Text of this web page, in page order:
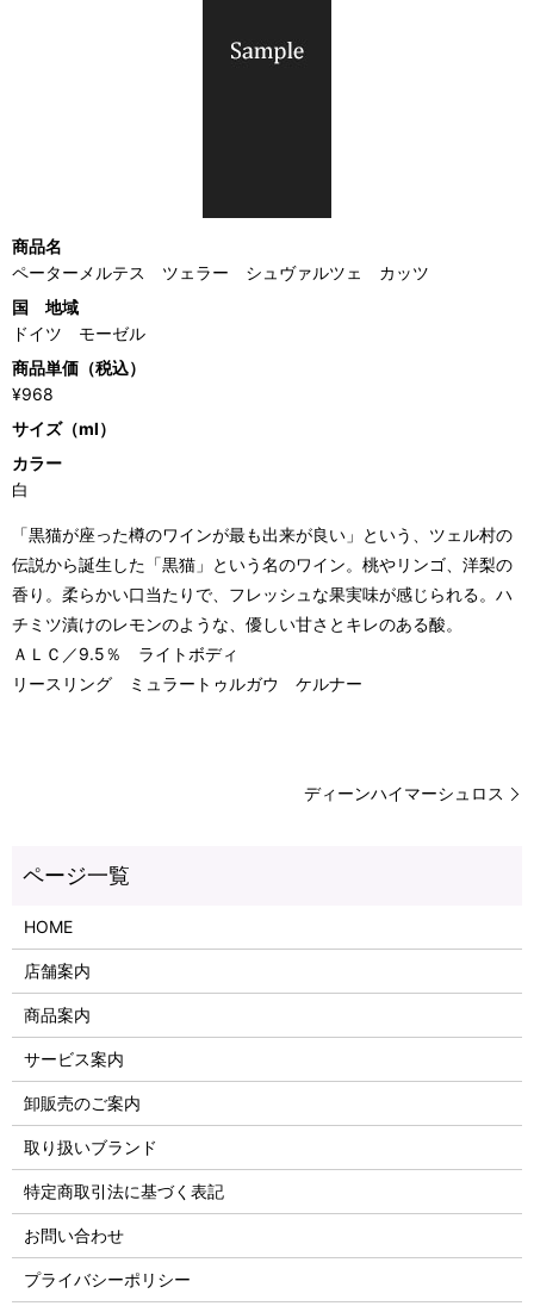
商品名
ペーターメルテス ツェラー シュヴァルツェ カッツ
国 地域
ドイツ モーゼル
商品単価（税込）
¥968
サイズ（ml）
カラー
白
「黒猫が座った樽のワインが最も出来が良い」という、ツェル村の
伝説から誕生した「黒猫」という名のワイン。桃やリンゴ、洋梨の
香り。柔らかい口当たりで、フレッシュな果実味が感じられる。ハ
チミツ漬けのレモンのような、優しい甘さとキレのある酸。
ＡＬＣ／9.5％ ライトボディ
リースリング ミュラートゥルガウ ケルナー
ディーンハイマーシュロス
HOME
店舗案内
商品案内
サービス案内
卸販売のご案内
取り扱いブランド
特定商取引法に基づく表記
お問い合わせ
プライバシーポリシー